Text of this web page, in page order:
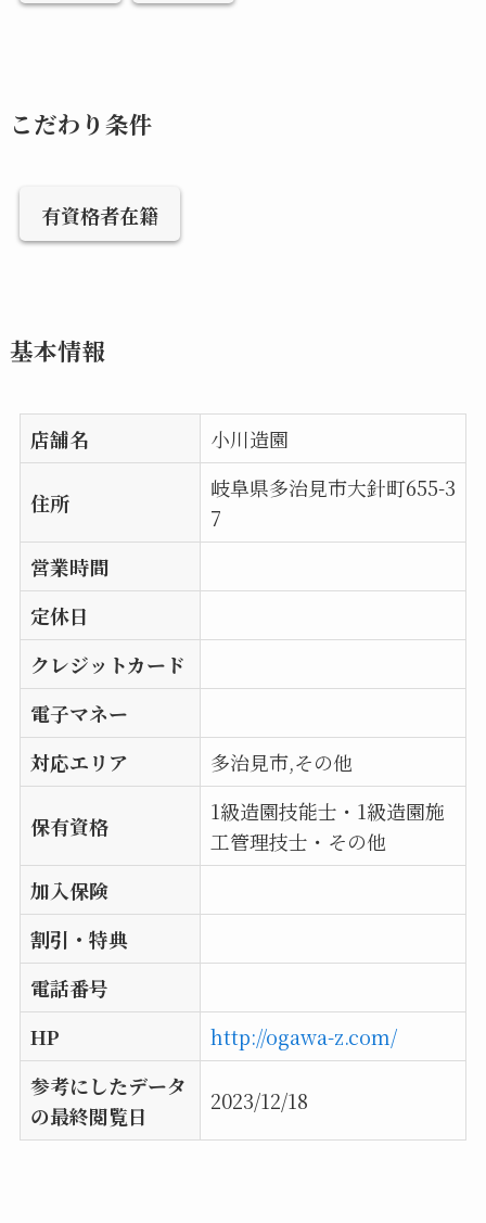
こだわり条件
有資格者在籍
基本情報
店舗名 小川造園
住所
岐阜県多治見市大針町655-3
7
営業時間
定休日
クレジットカード
電子マネー
対応エリア
多治見市,その他
保有資格
1級造園技能士・1級造園施
工管理技士・その他
加入保険
割引・特典
電話番号
HP
http://ogawa-z.com/
参考にしたデータ
の最終閲覧日
2023/12/18